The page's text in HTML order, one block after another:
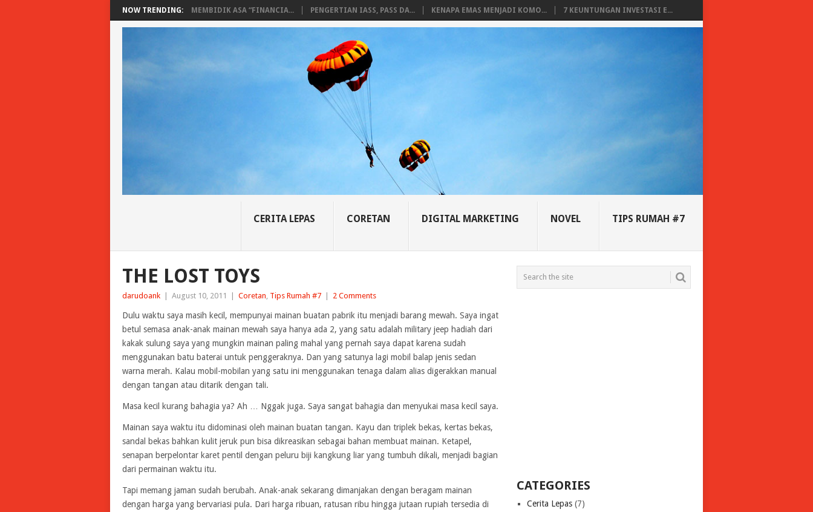
NOW TRENDING: MEMBIDIK ASA “FINANCIA... PENGERTIAN IASS, PASS DA... KENAPA EMAS MENJADI KOMO... 7 KEUNTUNGAN INVESTASI E...
CERITA LEPAS CORETAN DIGITAL MARKETING NOVEL TIPS RUMAH #7
THE LOST TOYS
darudoank | August 10, 2011 | Coretan Tips Rumah #7 | 2 Comments
Dulu waktu saya masih kecil, mempunyai mainan buatan pabrik itu menjadi barang mewah. Saya ingat
betul semasa anak-anak mainan mewah saya hanya ada 2, yang satu adalah military jeep hadiah dari
kakak sulung saya yang mungkin mainan paling mahal yang pernah saya dapat karena sudah
menggunakan batu baterai untuk penggeraknya. Dan yang satunya lagi mobil balap jenis sedan
warna merah. Kalau mobil-mobilan yang satu ini menggunakan tenaga dalam alias digerakkan manual
dengan tangan atau ditarik dengan tali.
Masa kecil kurang bahagia ya? Ah … Nggak juga. Saya sangat bahagia dan menyukai masa kecil saya.
Mainan saya waktu itu didominasi oleh mainan buatan tangan. Kayu dan triplek bekas, kertas bekas,
sandal bekas bahkan kulit jeruk pun bisa dikreasikan sebagai bahan membuat mainan. Ketapel,
senapan berpelontar karet pentil dengan peluru biji kangkung liar yang tumbuh dikali, menjadi bagian
dari permainan waktu itu.
Tapi memang jaman sudah berubah. Anak-anak sekarang dimanjakan dengan beragam mainan
dengan harga yang bervariasi pula. Dari harga ribuan, ratusan ribu hingga jutaan rupiah tersedia di
CATEGORIES
Cerita Lepas (7)